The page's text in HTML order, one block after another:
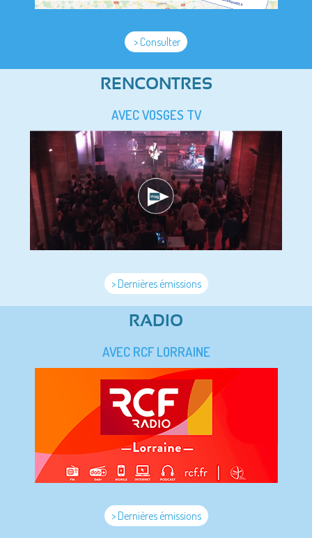
> Consulter
RENCONTRES
AVEC VOSGES TV
> Dernières émissions
RADIO
AVEC RCF LORRAINE
> Dernières émissions